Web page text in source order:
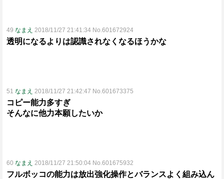
49 なまえ 2018/11/27 21:41:34 No.601672924
透明になるよりは認識されなくなるほうかな
51 なまえ 2018/11/27 21:42:47 No.601673375
コピー能力多すぎ
そんなに他力本願したいか
60 なまえ 2018/11/27 21:50:04 No.601675932
フルボッコの能力は放出強化操作とバランスよく組み込ん